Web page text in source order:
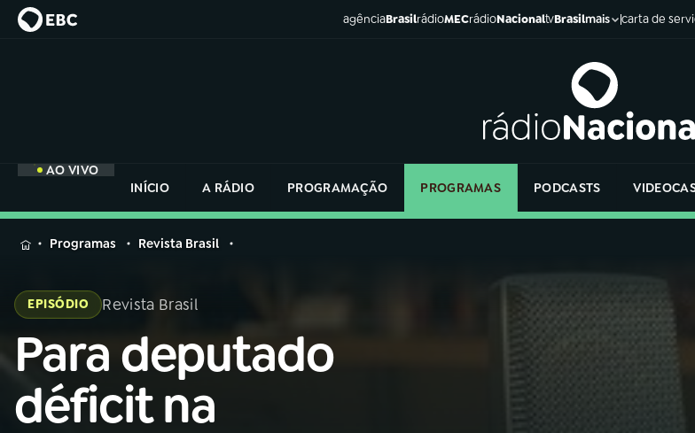
agênciaBrasilrádioMECrádioNacionaltvBrasilmais carta de
AO VIVO
INÍCIO
A RÁDIO PROGRAMAÇÃO PROGRAMAS PODCASTS
MENU
Buscar
na
Rádio
Nacional
na
Rádio
Programas Revista Brasil
EPISÓDIO Revista Brasil
Para deputado
déficit na